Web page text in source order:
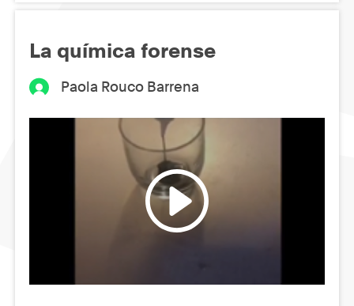
La química forense
Paola Rouco Barrena